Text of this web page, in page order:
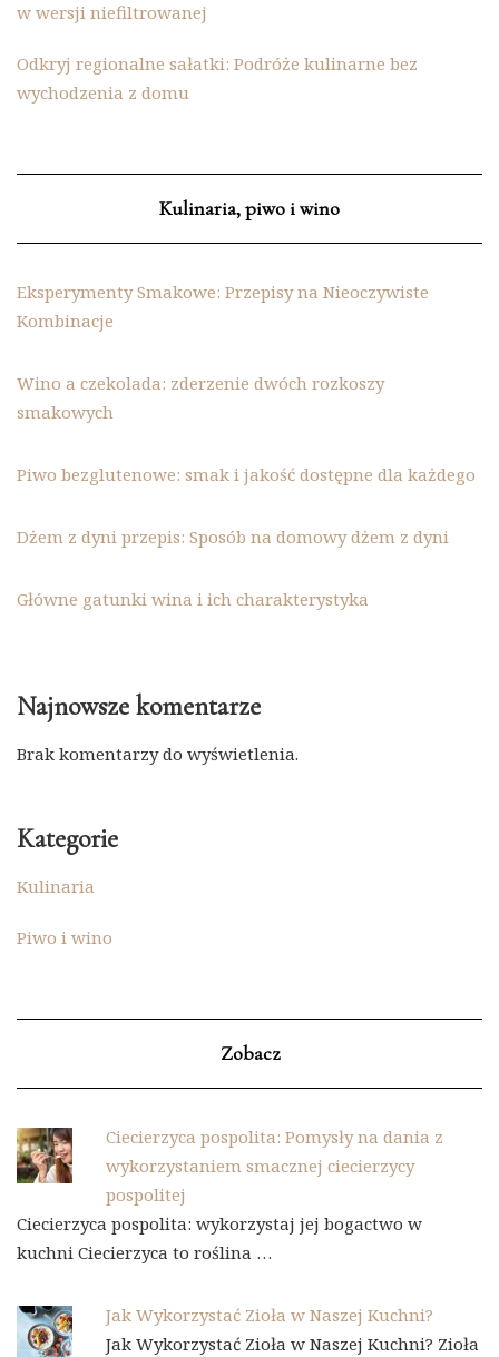
w wersji niefiltrowanej
Odkryj regionalne sałatki: Podróże kulinarne bez
wychodzenia z domu
Kulinaria, piwo i wino
Eksperymenty Smakowe: Przepisy na Nieoczywiste
Kombinacje
Wino a czekolada: zderzenie dwóch rozkoszy
smakowych
Piwo bezglutenowe: smak i jakość dostępne dla każdego
Dżem z dyni przepis: Sposób na domowy dżem z dyni
Główne gatunki wina i ich charakterystyka
Najnowsze komentarze
Brak komentarzy do wyświetlenia.
Kategorie
Kulinaria
Piwo i wino
Zobacz
Ciecierzyca pospolita: Pomysły na dania z
wykorzystaniem smacznej ciecierzycy
pospolitej
Ciecierzyca pospolita: wykorzystaj jej bogactwo w
kuchni Ciecierzyca to roślina …
Jak Wykorzystać Zioła w Naszej Kuchni?
Jak Wykorzystać Zioła w Naszej Kuchni? Zioła